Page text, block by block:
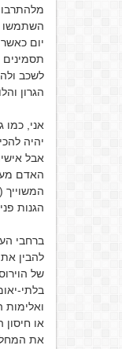
השתמשו
יום
תסמינים
לשכב
הגרון
אני, כמו
יהיה
אבל
האדם
המשוייך
הגנות
ברחבי
להבין את
של
בלתי-
ואלימות
או חיסון
את